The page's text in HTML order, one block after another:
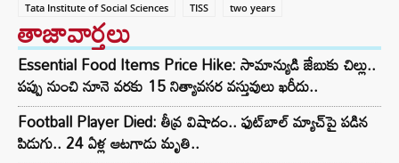
Tata Institute of Social Sciences
TISS two years
తాజావార్తలు
Essential Food Items Price Hike: సామాన్యుడి జేబుకు చిల్లు..
పప్పు నుంచి నూనె వరకు 15 నిత్యావసర వస్తువులు ఖరీదు..
Football Player Died: తీవ్ర విషాదం.. ఫుట్‌బాల్ మ్యాచ్‌పై పడిన
పిడుగు.. 24 ఏళ్ల ఆటగాడు మృతి..